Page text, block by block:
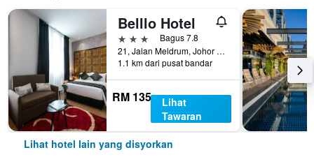
Belllo Hotel
3 bintangBagus 7.8
21, Jalan Meldrum, Johor Bahru, Malaysia
1.1 km dari pusat bandar
RM 135
Lihat
Tawaran
Lihat hotel lain yang disyorkan